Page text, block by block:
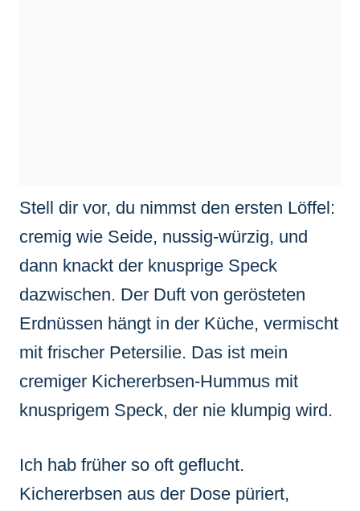
Stell dir vor, du nimmst den ersten Löffel:
cremig wie Seide, nussig-würzig, und
dann knackt der knusprige Speck
dazwischen. Der Duft von gerösteten
Erdnüssen hängt in der Küche, vermischt
mit frischer Petersilie. Das ist mein
cremiger Kichererbsen-Hummus mit
knusprigem Speck, der nie klumpig wird.
Ich hab früher so oft geflucht.
Kichererbsen aus der Dose püriert,